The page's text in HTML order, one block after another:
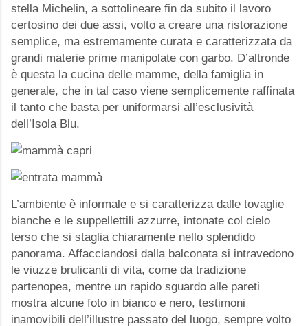
stella Michelin, a sottolineare fin da subito il lavoro
certosino dei due assi, volto a creare una ristorazione
semplice, ma estremamente curata e caratterizzata da
grandi materie prime manipolate con garbo. D’altronde
è questa la cucina delle mamme, della famiglia in
generale, che in tal caso viene semplicemente raffinata
il tanto che basta per uniformarsi all’esclusività
dell’Isola Blu.
L’ambiente è informale e si caratterizza dalle tovaglie
bianche e le suppellettili azzurre, intonate col cielo
terso che si staglia chiaramente nello splendido
panorama. Affacciandosi dalla balconata si intravedono
le viuzze brulicanti di vita, come da tradizione
partenopea, mentre un rapido sguardo alle pareti
mostra alcune foto in bianco e nero, testimoni
inamovibili dell’illustre passato del luogo, sempre volto